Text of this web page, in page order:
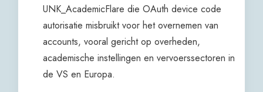
UNK_AcademicFlare die OAuth device code
autorisatie misbruikt voor het overnemen van
accounts, vooral gericht op overheden,
academische instellingen en vervoerssectoren in
de VS en Europa.